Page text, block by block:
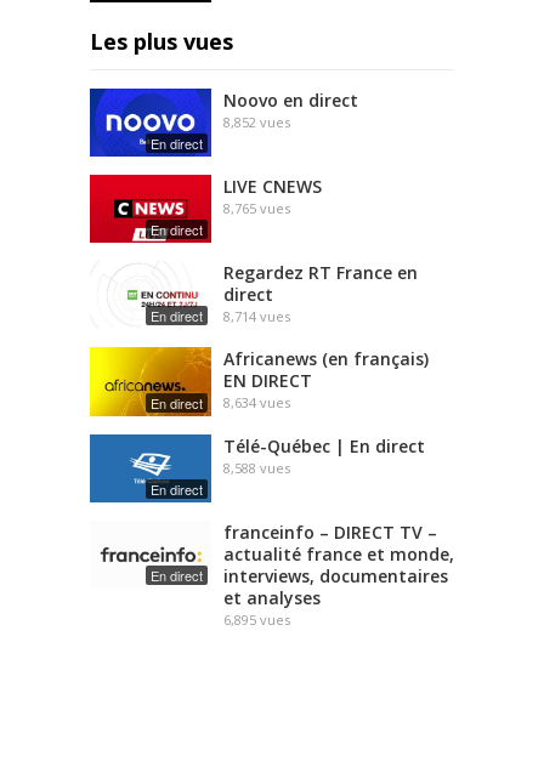
Les plus vues
En direct
Noovo en direct
8,852 vues
En direct
LIVE CNEWS
8,765 vues
En direct
Regardez RT France en
direct
8,714 vues
En direct
Africanews (en français)
EN DIRECT
8,634 vues
En direct
Télé-Québec | En direct
8,588 vues
En direct
franceinfo – DIRECT TV –
actualité france et monde,
interviews, documentaires
et analyses
6,895 vues